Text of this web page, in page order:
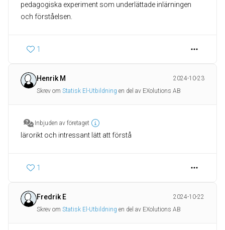
pedagogiska experiment som underlättade inlärningen
och förståelsen.
1
Henrik M
2024-10-23
Skrev om Statisk El-Utbildning en del av EXolutions AB
Inbjuden av företaget
lärorikt och intressant lätt att förstå
1
Fredrik E
2024-10-22
Skrev om Statisk El-Utbildning en del av EXolutions AB